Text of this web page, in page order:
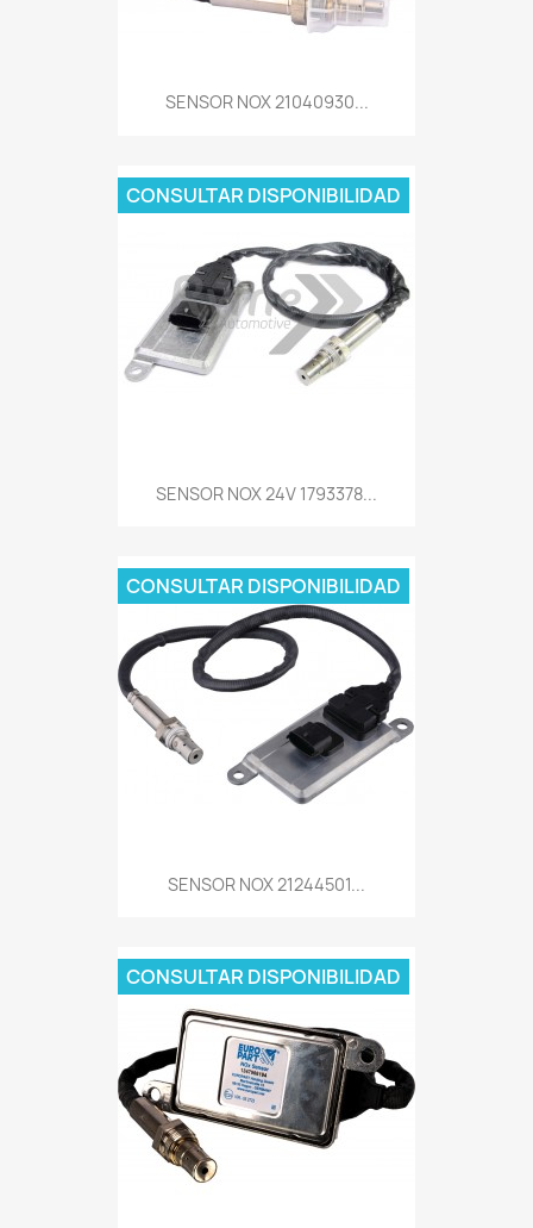
SENSOR NOX 21040930...
SENSOR NOX 24V 1793378...
CONSULTAR DISPONIBILIDAD
SENSOR NOX 21244501...
CONSULTAR DISPONIBILIDAD
CONSULTAR DISPONIBILIDAD